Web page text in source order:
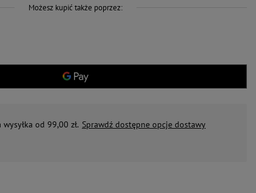
Możesz kupić także poprzez:
od 99,00 zł. Sprawdź dostępne opcje dostawy